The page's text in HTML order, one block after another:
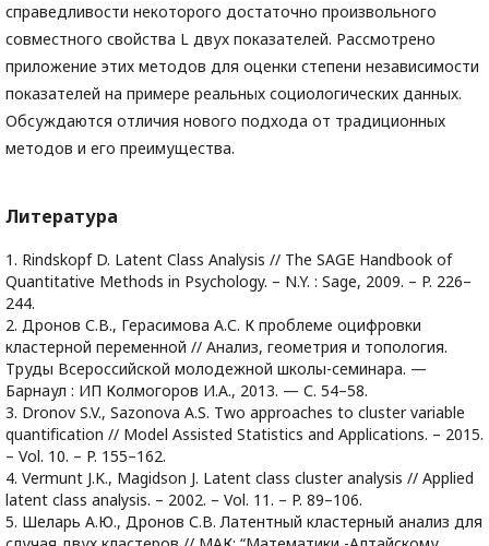
справедливости некоторого достаточно произвольного
совместного свойства L двух показателей. Рассмотрено
приложение этих методов для оценки степени независимости
показателей на примере реальных социологических данных.
Обсуждаются отличия нового подхода от традиционных
методов и его преимущества.
Литература
1. Rindskopf D. Latent Class Analysis // The SAGE Handbook of
Quantitative Methods in Psychology. – N.Y. : Sage, 2009. – P. 226–
244.
2. Дронов С.В., Герасимова А.С. К проблеме оцифровки
кластерной переменной // Анализ, геометрия и топология.
Труды Всероссийской молодежной школы-семинара. —
Барнаул : ИП Колмогоров И.А., 2013. — С. 54–58.
3. Dronov S.V., Sazonova A.S. Two approaches to cluster variable
quantiﬁcation // Model Assisted Statistics and Applications. – 2015.
– Vol. 10. – P. 155–162.
4. Vermunt J.K., Magidson J. Latent class cluster analysis // Applied
latent class analysis. – 2002. – Vol. 11. – P. 89–106.
5. Шеларь А.Ю., Дронов С.В. Латентный кластерный анализ для